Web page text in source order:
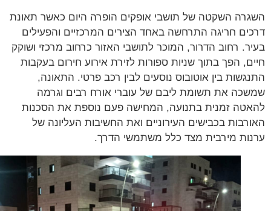
השקטה של תושבי אופקים הופרה היום כאשר תאונת
חריגה התרחשה באחד הצירים המרכזיים והפעילים
רחוב הדרור, המוכר לתושבי האזור כרחוב מרכזי ושוקק
הפך בתוך שניות ספורות לזירת אירוע חירום בעקבות
בין אוטובוס נוסעים לבין רכב פרטי. התאונה,
את תשומת ליבם של עוברי אורח רבים וגרמה
זמנית בתנועה, המחישה פעם נוספת את הסכנות
בכבישים העירוניים ואת החשיבות העליונה של
מירבית מצד כלל משתמשי הדרך.